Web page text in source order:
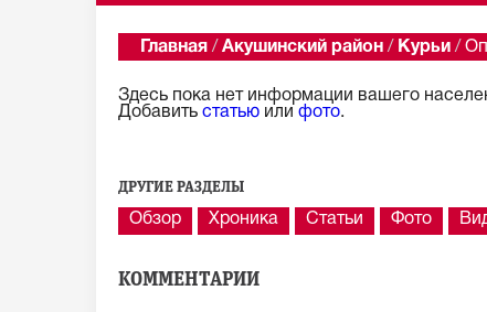
Главная / Акушинский район / Курьи /
Здесь пока нет информации вашего
Добавить статью или фото.
ДРУГИЕ РАЗДЕЛЫ
Обзор Хроника Статьи Фото
КОММЕНТАРИИ